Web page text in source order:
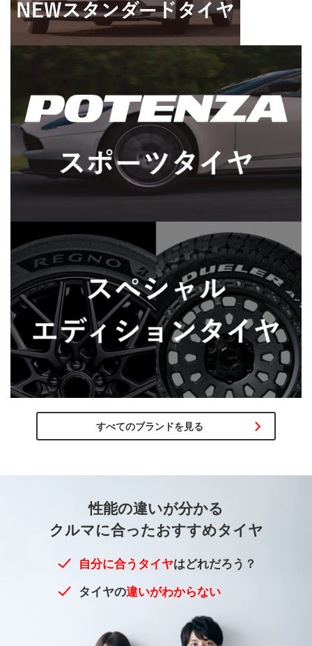
すべてのブランドを見る
性能の違いが分かる
クルマに合ったおすすめタイヤ
自分に合うタイヤはどれだろう？
タイヤの違いがわからない